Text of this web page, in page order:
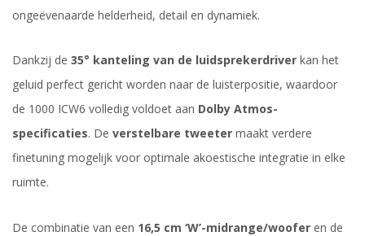
ongeëvenaarde helderheid, detail en dynamiek.
Dankzij de 35° kanteling van de luidsprekerdriver kan het
geluid perfect gericht worden naar de luisterpositie, waardoor
de 1000 ICW6 volledig voldoet aan Dolby Atmos-
specificaties. De verstelbare tweeter maakt verdere
finetuning mogelijk voor optimale akoestische integratie in elke
ruimte.
De combinatie van een 16,5 cm ‘W’-midrange/woofer en de